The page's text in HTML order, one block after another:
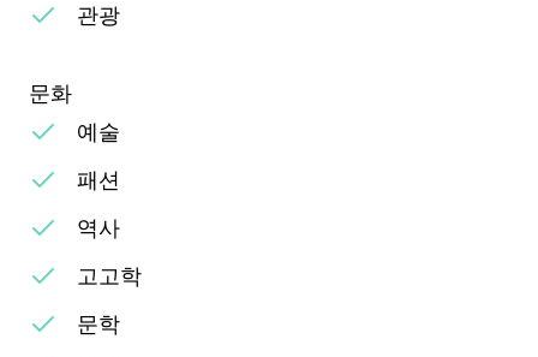
관광
문화
예술
패션
역사
고고학
문학